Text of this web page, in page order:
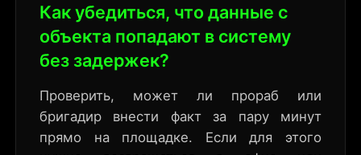
Как убедиться, что данные с
объекта попадают в систему
без задержек?
Проверить, может ли прораб или
бригадир внести факт за пару минут
прямо на площадке. Если для этого